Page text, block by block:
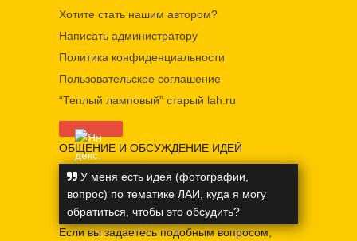
Хотите стать нашим автором?
Написать администратору
Политика конфиденциальности
Пользовательское соглашение
“Теплый ламповый” старый lah.ru
ОБЩЕНИЕ И ОБСУЖДЕНИЕ ИДЕЙ
У меня есть идея (фотографии,
вопрос) по тематике ЛАИ, куда я могу
обратиться, чтобы это обсудить?
Если вы задаетесь подобным вопросом,